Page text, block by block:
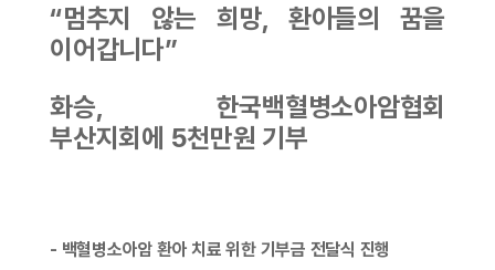
“멈추지 않는 희망, 환아들의 꿈을
이어갑니다”
화승, 한국백혈병소아암협회
부산지회에 5천만원 기부
- 백혈병소아암 환아 치료 위한 기부금 전달식 진행